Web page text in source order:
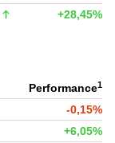
+28,45%
Performance1
-0,15%
+6,05%